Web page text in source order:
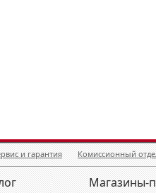
и гарантия Комиссионный
Магазины-